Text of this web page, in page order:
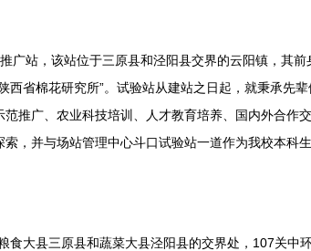
站，该站位于三原县和泾阳县交界的云阳镇，其前
西省棉花研究所”。试验站从建站之日起，就秉承先
推广、农业科技培训、人才教育培养、国内外合作
，并与场站管理中心斗口试验站一道作为我校本科
大县三原县和蔬菜大县泾阳县的交界处，107关中